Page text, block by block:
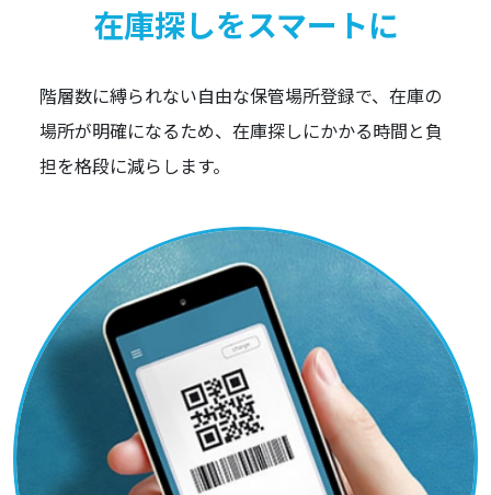
在庫探しをスマートに
階層数に縛られない自由な保管場所登録で、在庫の
場所が明確になるため、在庫探しにかかる時間と負
担を格段に減らします。